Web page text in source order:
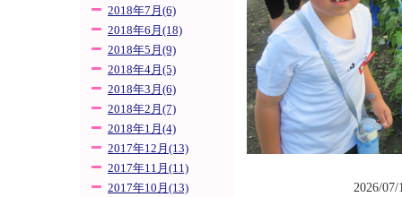
2018年7月(6)
2018年6月(18)
2018年5月(9)
2018年4月(5)
2018年3月(6)
2018年2月(7)
2018年1月(4)
2017年12月(13)
2017年11月(11)
2017年10月(13)
2026/